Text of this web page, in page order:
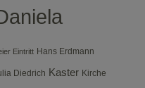
Eintritt Hans Erdmann
Diedrich Kaster Kirche